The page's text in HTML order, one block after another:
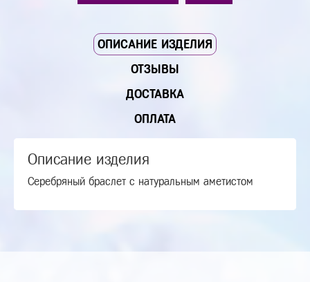
ОПИСАНИЕ ИЗДЕЛИЯ
ОТЗЫВЫ
ДОСТАВКА
ОПЛАТА
Описание изделия
Серебряный браслет с натуральным аметистом